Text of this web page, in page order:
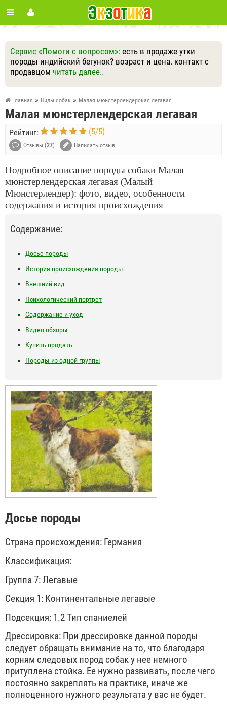
Сервис «Помоги с вопросом»: есть в продаже утки
породы индийский бегунок? возраст и цена. контакт с
продавцом читать далее..
Ответить Другие вопросы
Задать вопрос
Главная » Виды собак » Малая мюнстерлендерская легавая
Малая мюнстерлендерская легавая
Рейтинг: (5/5)
Отзывы (27) Написать отзыв
Подробное описание породы собаки Малая
мюнстерлендерская легавая (Малый
Мюнстерлендер): фото, видео, особенности
содержания и история происхождения
Содержание:
Досье породы
История происхождения породы:
Внешний вид
Психологический портрет
Содержание и уход
Видео обзоры
Купить продать
Породы из одной группы
Досье породы
Страна происхождения: Германия
Классификация:
Группа 7: Легавые
Секция 1: Континентальные легавые
Подсекция: 1.2 Тип спаниелей
Дрессировка: При дрессировке данной породы
следует обращать внимание на то, что благодаря
корням следовых пород собак у нее немного
притуплена стойка. Ее нужно развивать, после чего
постоянно закреплять на практике, иначе же
полноценного нужного результата у вас не будет.